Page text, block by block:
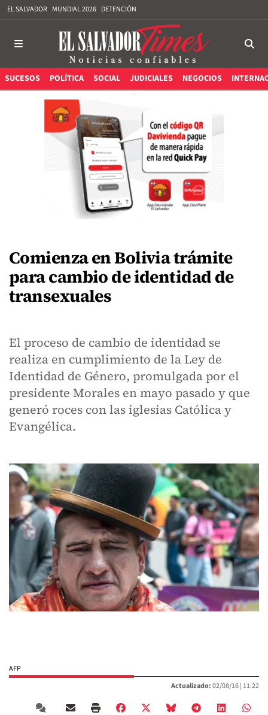
EL SALVADOR MUNDIAL 2026 DETENCIÓN
SUCESOS POLÍTICA SOCIAL JUDICIALES NEGOCIOS
Comienza en Bolivia trámite
para cambio de identidad de
transexuales
El proceso de cambio de identidad se
realiza en cumplimiento de la Ley de
Identidad de Género, promulgada por el
presidente Morales en mayo pasado y que
generó roces con las iglesias Católica y
Evangélica.
AFP
Actualizado:02/08/16 | 11:22